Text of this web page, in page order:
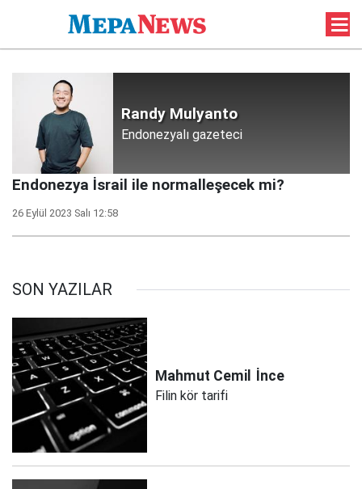
Randy Mulyanto
Endonezyalı gazeteci
Endonezya İsrail ile normalleşecek mi?
26 Eylül 2023 Salı 12:58
SON YAZILAR
Mahmut Cemil İnce
Filin kör tarifi